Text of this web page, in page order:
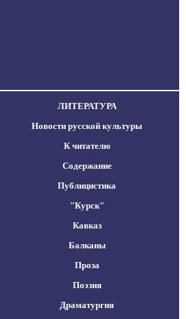
ЛИТЕРАТУРА
Новости русской культуры
К читателю
Содержание
Публицистика
"Курск"
Кавказ
Балканы
Проза
Поэзия
Драматургия